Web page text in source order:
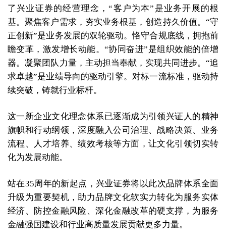
了兴业证券的经营理念，“客户为本”是业务开展的根
基。聚焦客户需求，夯实业务根基，创造持久价值。“守
正创新”是业务发展的双轮驱动。恪守合规底线，拥抱前
瞻变革，激发增长动能。“协同奋进”是组织效能的倍增
器。凝聚团队力量，主动担当奉献，实现共同进步。“追
求卓越”是业绩导向的驱动引擎。对标一流标准，驱动持
续突破，铸就行业标杆。
这一新企业文化理念体系已逐渐成为引领兴证人的精神
旗帜和行动纲领，深度融入公司治理、战略决策、业务
流程、人才培养、绩效考核等方面，让文化引领切实转
化为发展动能。
站在35周年的新起点，兴业证券将以此次品牌体系全面
升级为重要契机，助力品牌文化软实力转化为服务实体
经济、防控金融风险、深化金融改革的硬支撑，为服务
金融强国建设和行业高质量发展贡献更多力量。